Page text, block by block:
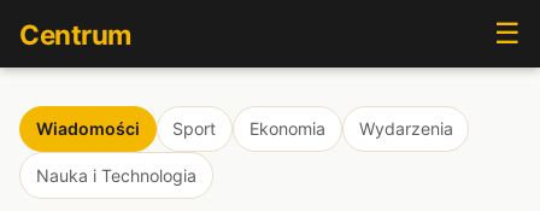
Centrum ☰
Wiadomości Sport Ekonomia Wydarzenia
Nauka i Technologia